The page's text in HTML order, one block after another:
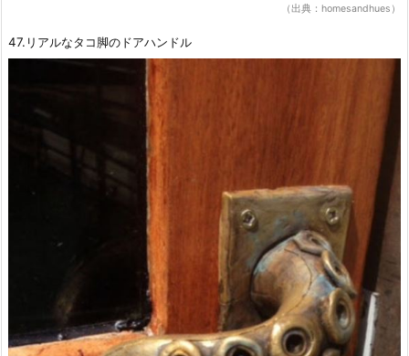
（出典：homesandhues）
47.リアルなタコ脚のドアハンドル